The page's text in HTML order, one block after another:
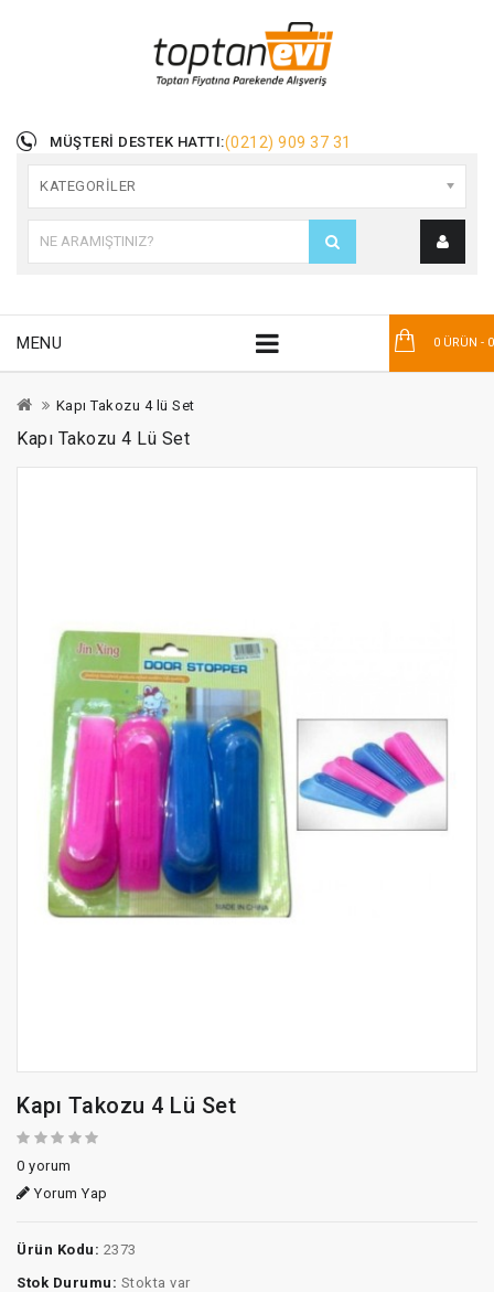
MÜŞTERI DESTEK HATTI:(0212) 909 37 31
KATEGORILER
0 ÜRÜN -
MENU
Kapı Takozu 4 lü Set
Kapı Takozu 4 Lü Set
Kapı Takozu 4 Lü Set
0 yorum
Yorum Yap
Ürün Kodu: 2373
Stok Durumu: Stokta var